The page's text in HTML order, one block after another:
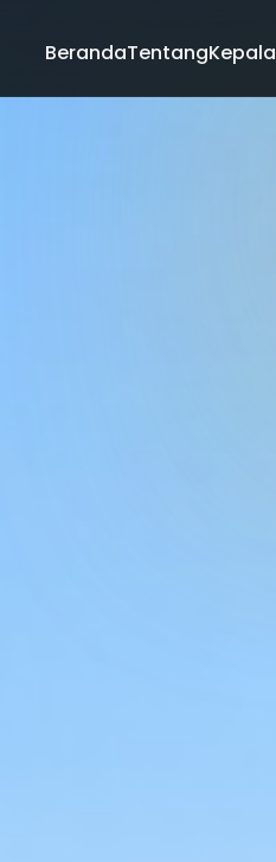
BerandaTentang